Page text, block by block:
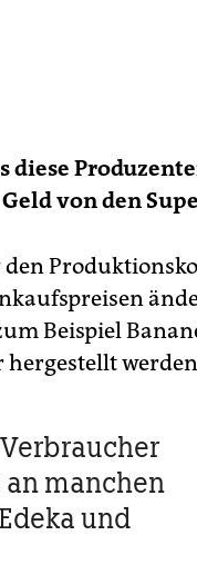
diese
von den
Beispiel
hergestellt
manchen
und